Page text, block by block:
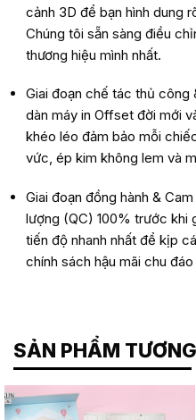
cảnh 3D để bạn hình dung
Chúng tôi sẵn sàng điều
thương hiệu mình nhất.
Giai đoạn chế tác thủ
dàn máy in Offset đời mới
khéo léo đảm bảo mỗi
vức, ép kim không lem và
Giai đoạn đồng hành &
lượng (QC) 100% trước khi
tiến độ nhanh nhất để kịp
chính sách hậu mãi chu
SẢN PHẨM